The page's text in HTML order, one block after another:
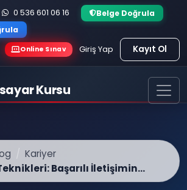
0 536 601 06 16 Belge Doğrula
Online Sınav Giriş Yap Kayıt Ol
Kursu
Kariyer
Başarılı İletişimin...